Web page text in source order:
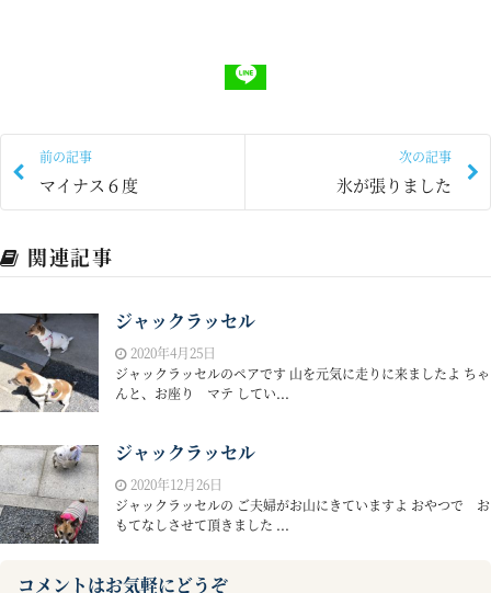
前の記事
マイナス６度
次の記事
氷が張りました
関連記事
ジャックラッセル
2020年4月25日
ジャックラッセルのペアです 山を元気に走りに来ましたよ ちゃ
んと、お座り マテ してい...
ジャックラッセル
2020年12月26日
ジャックラッセルの ご夫婦がお山にきていますよ おやつで お
もてなしさせて頂きました ...
コメントはお気軽にどうぞ